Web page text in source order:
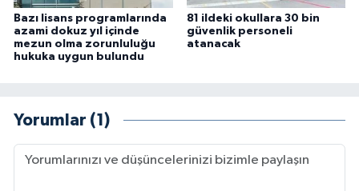
Bazı lisans programlarında
azami dokuz yıl içinde
mezun olma zorunluluğu
hukuka uygun bulundu
81 ildeki okullara 30 bin
güvenlik personeli
atanacak
Yorumlar (1)